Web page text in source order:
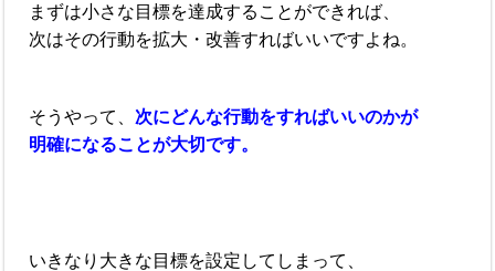
まずは小さな目標を達成することができれば、
次はその行動を拡大・改善すればいいですよね。
そうやって、 次にどんな行動をすればいいのかが
明確になることが大切です。
いきなり大きな目標を設定してしまって、